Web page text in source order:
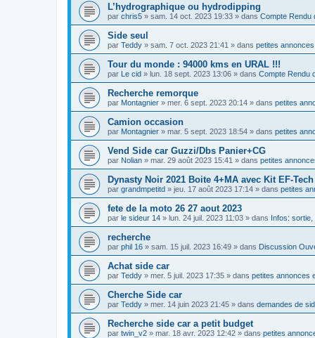
L’hydrographique ou hydrodipping
par chris5 » sam. 14 oct. 2023 19:33 » dans Compte Rendu
Side seul
par Teddy » sam. 7 oct. 2023 21:41 » dans petites
Tour du monde : 94000 kms en URAL !!!
par Le cid » lun. 18 sept. 2023 13:06 » dans Compte Rendu
Recherche remorque
par Montagnier » mer. 6 sept. 2023 20:14 » dans petites
Camion occasion
par Montagnier » mar. 5 sept. 2023 18:54 » dans petites
Vend Side car Guzzi/Dbs Panier+CG
par Nolian » mar. 29 août 2023 15:41 » dans petites
Dynasty Noir 2021 Boite 4+MA avec Kit EF-
par grandmpetitd » jeu. 17 août 2023 17:14 » dans petites
fete de la moto 26 27 aout 2023
par le sideur 14 » lun. 24 juil. 2023 11:03 » dans Infos: sortie,
recherche
par phil 16 » sam. 15 juil. 2023 16:49 » dans Discussion
Achat side car
par Teddy » mer. 5 juil. 2023 17:35 » dans petites annonces
Cherche Side car
par Teddy » mer. 14 juin 2023 21:45 » dans demandes de
Recherche side car a petit budget
par twin_v2 » mar. 18 avr. 2023 12:42 » dans petites